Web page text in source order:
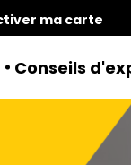
ma carte
Conseils